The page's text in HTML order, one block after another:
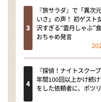
『旅サラダ』で「異次
いさ」の声！ 初ゲスト
沢すぎる“雲丹しゃぶ”
おちゃめ発言
『探偵！ナイトスクー
年間100回以上かけ続
をした依頼者に、ポツ